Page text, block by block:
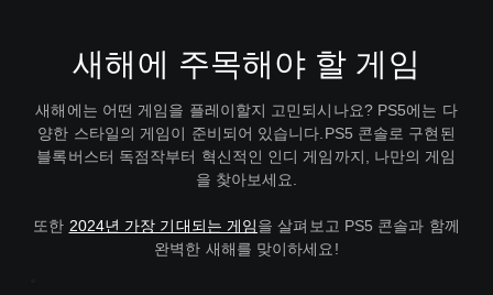
새해에 주목해야 할 게임
새해에는 어떤 게임을 플레이할지 고민되시나요? PS5에는 다
양한 스타일의 게임이 준비되어 있습니다.PS5 콘솔로 구현된
블록버스터 독점작부터 혁신적인 인디 게임까지, 나만의 게임
을 찾아보세요.
또한 2024년 가장 기대되는 게임을 살펴보고 PS5 콘솔과 함께
완벽한 새해를 맞이하세요!